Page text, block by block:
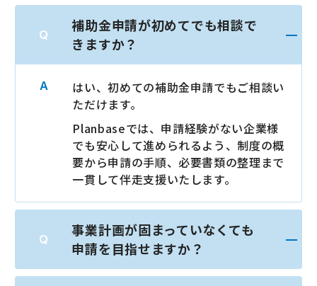
補助金申請が初めてでも相談で
きますか？
はい、初めての補助金申請でもご相談い
ただけます。
Planbaseでは、申請経験がない企業様
でも安心して進められるよう、制度の概
要から申請の手順、必要書類の整理まで
一貫して伴走支援いたします。
事業計画が固まっていなくても
申請を目指せますか？